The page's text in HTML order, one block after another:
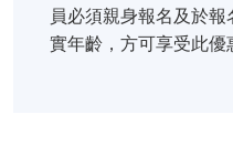
員必須親身報名及於
實年齡，方可享受此優